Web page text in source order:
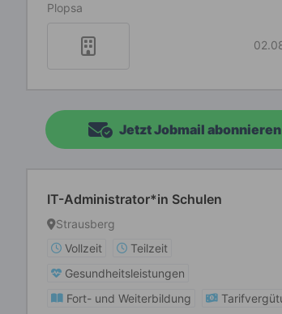
Plopsa
Jetzt Jobmail abonnieren
IT-Administrator*in Schulen
Strausberg
Vollzeit
Teilzeit
Gesundheitsleistungen
Fort- und Weiterbildung